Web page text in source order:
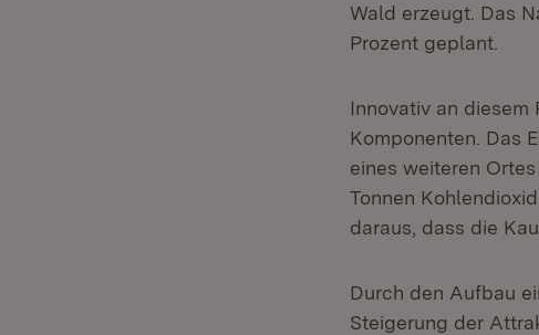
Wald erzeugt. Das
Prozent geplant.
Innovativ an
Komponenten. Das
eines weiteren
Tonnen
daraus, dass die
Durch den Aufbau
Steigerung der